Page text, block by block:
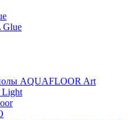
Glue
AQUAFLOOR Art
Light